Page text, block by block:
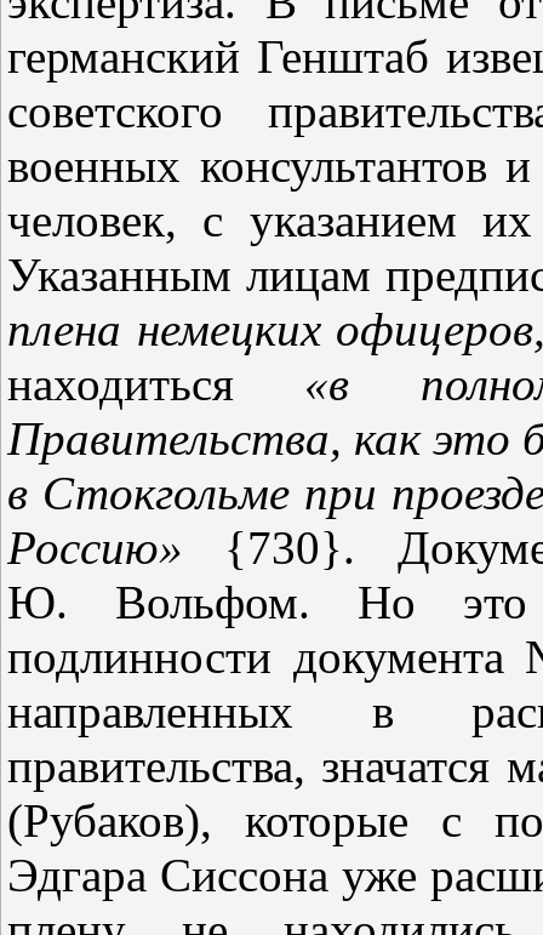
германский Генштаб
советского
военных консультантов
человек, с указанием
Указанным лицам
плена немецких
находиться «в
Правительства, как это
в Стокгольме при
Россию» {730}.
Ю. Вольфом. Но это
подлинности
направленных в
правительства,
(Рубаков), которые
Эдгара Сиссона уже